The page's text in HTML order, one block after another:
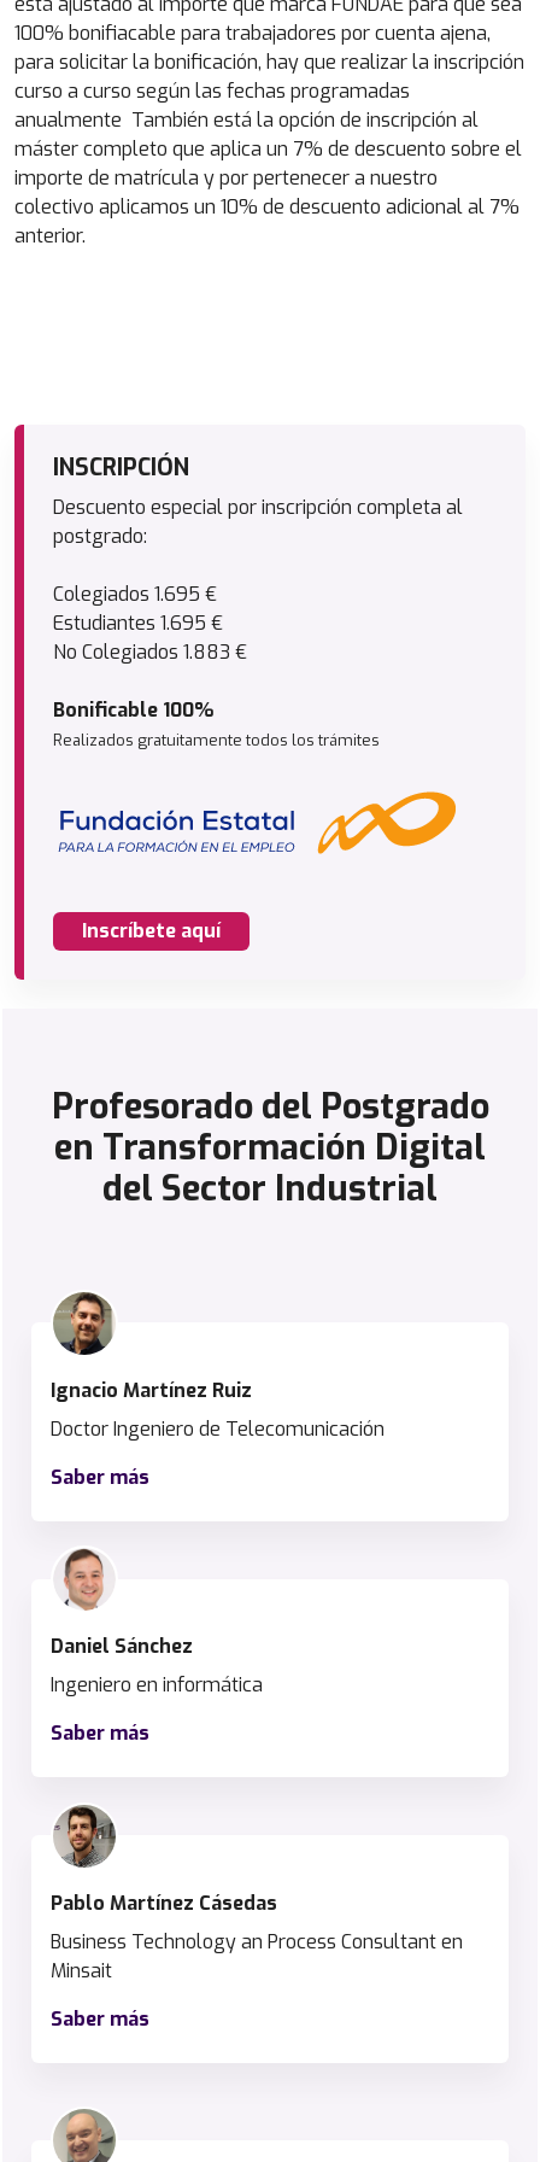
100% bonifiacable para trabajadores por cuenta ajena,
para solicitar la bonificación, hay que realizar la inscripción
curso a curso según las fechas programadas
anualmente También está la opción de inscripción al
máster completo que aplica un 7% de descuento sobre el
importe de matrícula y por pertenecer a nuestro
colectivo aplicamos un 10% de descuento adicional al 7%
anterior.
INSCRIPCIÓN
Descuento especial por inscripción completa al
postgrado:
Colegiados 1.695 €
Estudiantes 1.695 €
No Colegiados 1.883 €
Bonificable 100%
Realizados gratuitamente todos los trámites
Inscríbete aquí
Profesorado del Postgrado
en Transformación Digital
del Sector Industrial
Ignacio Martínez Ruiz
Doctor Ingeniero de Telecomunicación
Saber más
g
n
c
M
a
t
í
n
z
z
Daniel Sánchez
Ingeniero en informática
Saber más
D
a
n
i
l
n
c
Pablo Martínez Cásedas
Business Technology an Process Consultant en
Minsait
Saber más